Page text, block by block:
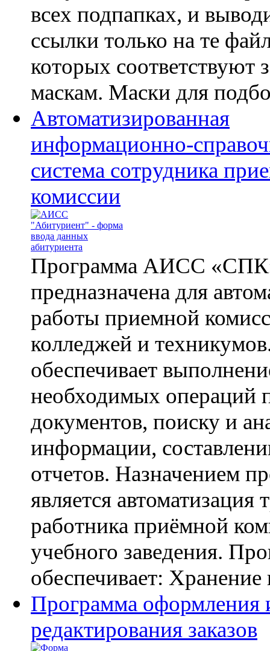
всех подпапках, и
ссылки только на те
которых соответствуют
маскам. Маски для
Автоматизированная
информационно-
система сотрудника
комиссии
Программа АИСС
предназначена для
работы приемной
колледжей и
обеспечивает
необходимых операций
документов, поиску и
информации,
отчетов. Назначением
является автоматизация
работника приёмной
учебного заведения.
обеспечивает:
Программа оформления
редактирования заказов